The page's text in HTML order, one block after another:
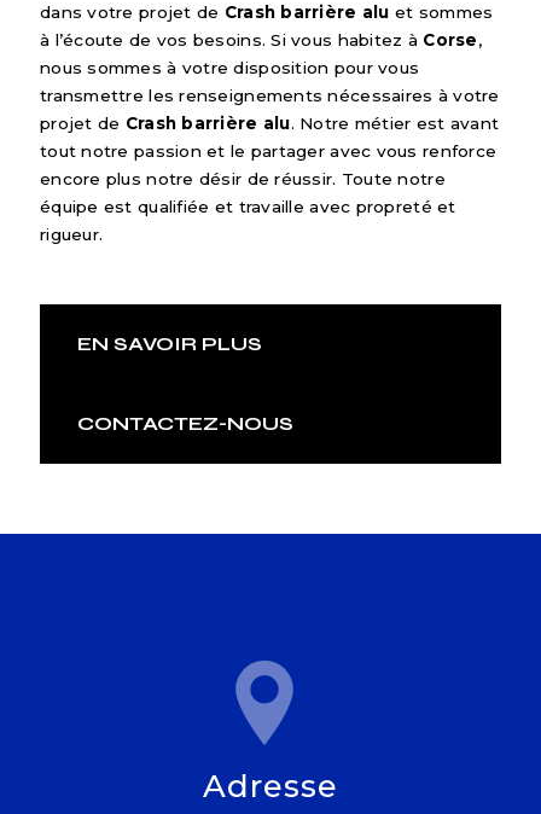
dans votre projet de Crash barrière alu et sommes
à l’écoute de vos besoins. Si vous habitez à Corse,
nous sommes à votre disposition pour vous
transmettre les renseignements nécessaires à votre
projet de Crash barrière alu. Notre métier est avant
tout notre passion et le partager avec vous renforce
encore plus notre désir de réussir. Toute notre
équipe est qualifiée et travaille avec propreté et
rigueur.
EN SAVOIR PLUS
CONTACTEZ-NOUS
Adresse